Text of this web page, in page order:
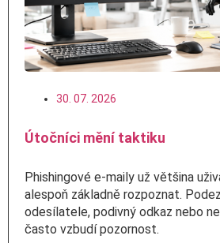
30. 07. 2026
Útočníci mění taktiku
Phishingové e-maily už většina
alespoň základně rozpoznat.
odesílatele, podivný odkaz nebo
často vzbudí pozornost.